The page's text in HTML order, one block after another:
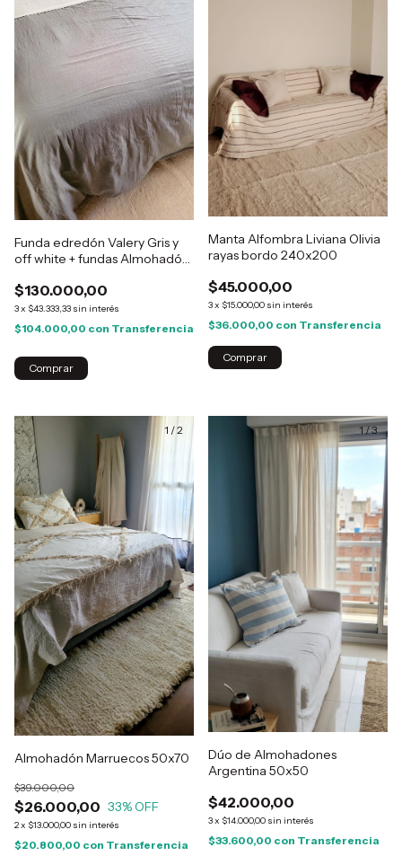
Funda edredón Valery Gris y
off white + fundas Almohadón
$130.000,00
3x $43.333,33 sin interés
$104.000,00 con Transferencia
Comprar
Manta Alfombra Liviana Olivia
rayas bordo 240x200
$45.000,00
3x $15.000,00 sin interés
$36.000,00 con Transferencia
1 /2
Almohadón Marruecos 50x70
$26.000,00
$39.000,00
33% OFF
2x $13.000,00 sin interés
$20.800,00 con Transferencia
1/3
Dúo de Almohadones
Argentina 50x50
$42.000,00
3x $14.000,00 sin interés
$33.600,00 con Transferencia